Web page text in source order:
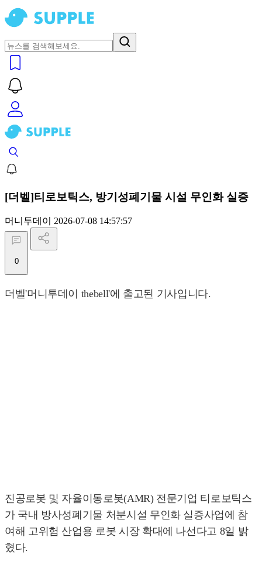
[더벨]티로보틱스, 방기성폐기물 시설 무인화 실증
머니투데이 2026-07-08 14:57:57
0
더벨'머니투데이 thebell'에 출고된 기사입니다.
진공로봇 및 자율이동로봇(AMR) 전문기업 티로보틱스
가 국내 방사성폐기물 처분시설 무인화 실증사업에 참
여해 고위험 산업용 로봇 시장 확대에 나선다고 8일 밝
혔다.